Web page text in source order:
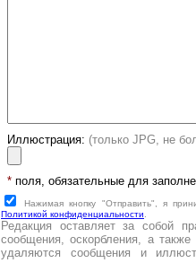
Иллюстрация: (только JPG, не
*поля, обязательные для
Нажимая кнопку "Отправить", я
Политикой конфиденциальности
Редакция оставляет за собой
сообщения, оскорбления, а
удаляются сообщения и